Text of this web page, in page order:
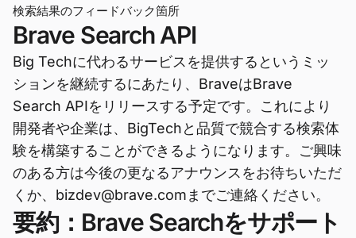
検索結果のフィードバック箇所
Brave Search API
Big Techに代わるサービスを提供するというミッ
ションを継続するにあたり、BraveはBrave
Search APIをリリースする予定です。これにより
開発者や企業は、BigTechと品質で競合する検索体
験を構築することができるようになります。ご興味
のある方は今後の更なるアナウンスをお待ちいただ
くか、bizdev@brave.comまでご連絡ください。
要約：Brave Searchをサポート